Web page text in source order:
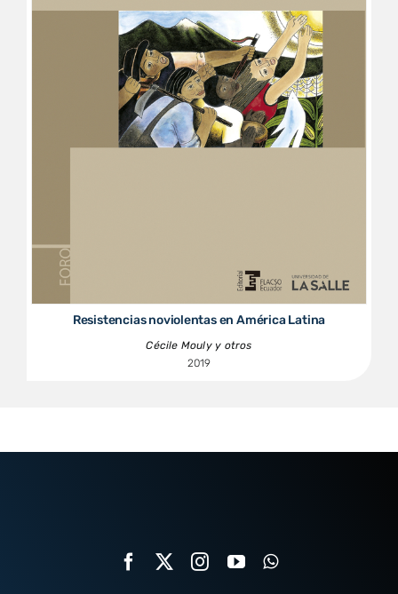
Resistencias noviolentas en América Latina
Cécile Mouly y otros
2019